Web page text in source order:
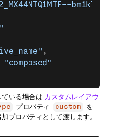
,
"composed"
いる場合は カスタムレイアウ
プロパティ custom
を
プロパティとして渡します。